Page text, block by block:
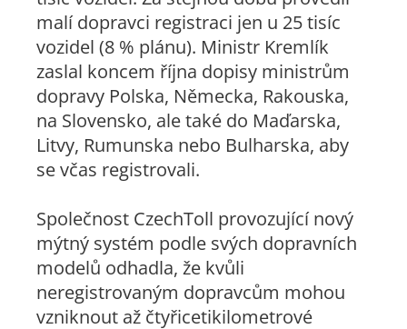
malí dopravci registraci jen u 25 tisíc
vozidel (8 % plánu). Ministr Kremlík
zaslal koncem října dopisy ministrům
dopravy Polska, Německa, Rakouska,
na Slovensko, ale také do Maďarska,
Litvy, Rumunska nebo Bulharska, aby
se včas registrovali.
Společnost CzechToll provozující nový
mýtný systém podle svých dopravních
modelů odhadla, že kvůli
neregistrovaným dopravcům mohou
vzniknout až čtyřicetikilometrové